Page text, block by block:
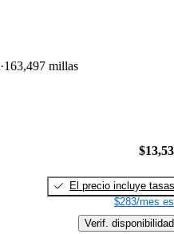
163,497 millas
El precio incluye tasas
$283/mes
Verif. disponibilidad